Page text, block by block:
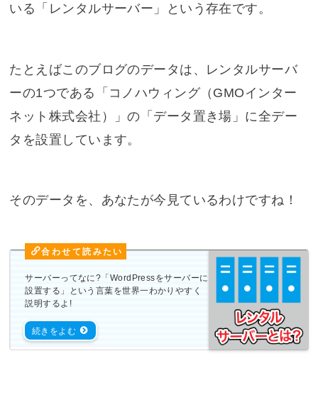
いる「レンタルサーバー」という存在です。
たとえばこのブログのデータは、レンタルサーバ
ーの1つである「コノハウィング（GMOインター
ネット株式会社）」の「データ置き場」に全デー
タを設置しています。
そのデータを、あなたが今見ているわけですね！
サーバーってなに?「WordPressをサーバーに
設置する」という言葉を世界一わかりやすく
説明するよ!